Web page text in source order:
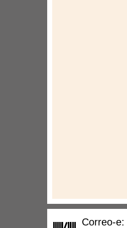
Correo-e: